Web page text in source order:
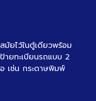
มัยไว้ในตู้เดียวพร้อม
ยทะเบียนรถแบบ 2
เช่น กระดาษพิมพ์